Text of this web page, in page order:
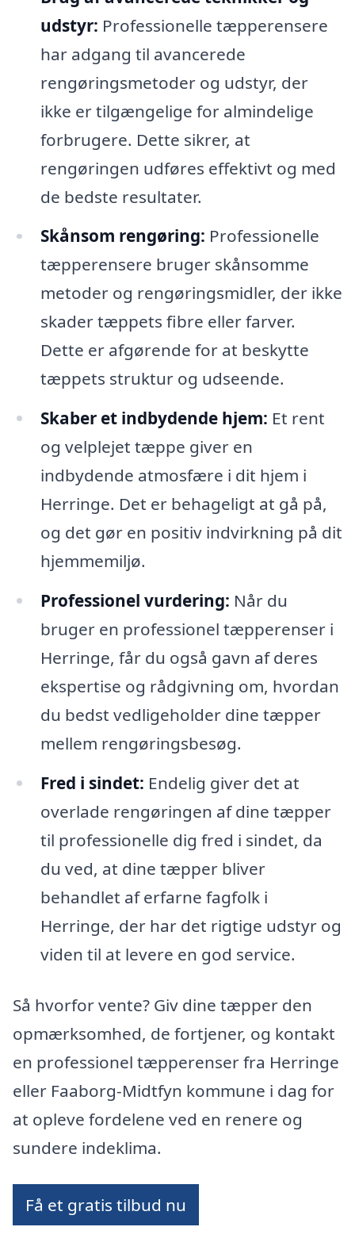
udstyr: Professionelle tæpperensere
har adgang til avancerede
rengøringsmetoder og udstyr, der
ikke er tilgængelige for almindelige
forbrugere. Dette sikrer, at
rengøringen udføres effektivt og med
de bedste resultater.
Skånsom rengøring: Professionelle
tæpperensere bruger skånsomme
metoder og rengøringsmidler, der ikke
skader tæppets fibre eller farver.
Dette er afgørende for at beskytte
tæppets struktur og udseende.
Skaber et indbydende hjem: Et rent
og velplejet tæppe giver en
indbydende atmosfære i dit hjem i
Herringe. Det er behageligt at gå på,
og det gør en positiv indvirkning på dit
hjemmemiljø.
Professionel vurdering: Når du
bruger en professionel tæpperenser i
Herringe, får du også gavn af deres
ekspertise og rådgivning om, hvordan
du bedst vedligeholder dine tæpper
mellem rengøringsbesøg.
Fred i sindet: Endelig giver det at
overlade rengøringen af dine tæpper
til professionelle dig fred i sindet, da
du ved, at dine tæpper bliver
behandlet af erfarne fagfolk i
Herringe, der har det rigtige udstyr og
viden til at levere en god service.
Så hvorfor vente? Giv dine tæpper den
opmærksomhed, de fortjener, og kontakt
en professionel tæpperenser fra Herringe
eller Faaborg-Midtfyn kommune i dag for
at opleve fordelene ved en renere og
sundere indeklima.
Få et gratis tilbud nu